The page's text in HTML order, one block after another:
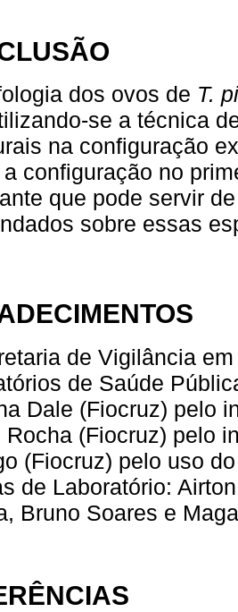
dos ovos de T.
se a técnica
na configuração
configuração no
que pode servir
sobre essas
de Vigilância
de Saúde
Dale (Fiocruz) pelo
Rocha (Fiocruz) pelo
(Fiocruz) pelo uso
de Laboratório:
Bruno Soares e